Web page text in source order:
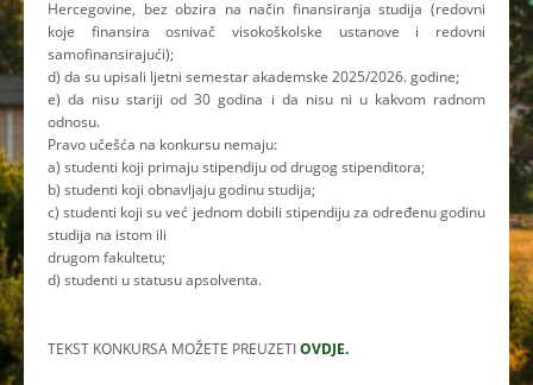
Hercegovine, bez obzira na način finansiranja studija (redovni
koje finansira osnivač visokoškolske ustanove i redovni
samofinansirajući);
d) da su upisali ljetni semestar akademske 2025/2026. godine;
e) da nisu stariji od 30 godina i da nisu ni u kakvom radnom
odnosu.
Pravo učešća na konkursu nemaju:
a) studenti koji primaju stipendiju od drugog stipenditora;
b) studenti koji obnavljaju godinu studija;
c) studenti koji su već jednom dobili stipendiju za određenu godinu
studija na istom ili
drugom fakultetu;
d) studenti u statusu apsolventa.
TEKST KONKURSA MOŽETE PREUZETIOVDJE.